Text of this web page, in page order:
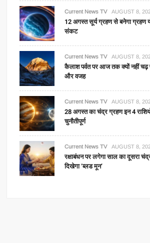
Current News TV AUGUST 8,
12 अगस्त सूर्य ग्रहण से बनेगा ग्रहण
संकट
Current News TV AUGUST 8,
कैलाश पर्वत पर आज तक क्यों नहीं चढ़
और वजह
Current News TV AUGUST 8,
28 अगस्त का चंद्र ग्रहण इन 4
चुनौतीपूर्ण
Current News TV AUGUST 8,
रक्षाबंधन पर लगेगा साल का दूसरा
दिखेगा ‘ब्लड मून’